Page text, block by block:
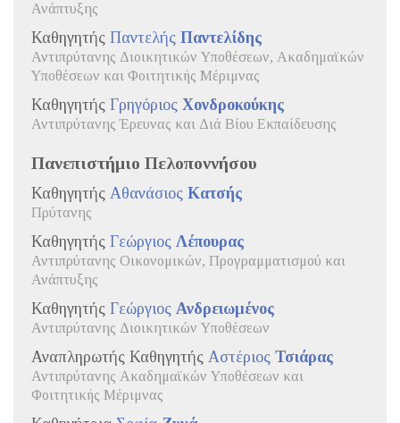
Ανάπτυξης
Καθηγητής Παντελής Παντελίδης
Αντιπρύτανης Διοικητικών Υποθέσεων, Ακαδημαϊκών
Υποθέσεων και Φοιτητικής Μέριμνας
Καθηγητής Γρηγόριος Χονδροκούκης
Αντιπρύτανης Έρευνας και Διά Βίου Εκπαίδευσης
Πανεπιστήμιο Πελοποννήσου
Καθηγητής Αθανάσιος Κατσής
Πρύτανης
Καθηγητής Γεώργιος Λέπουρας
Αντιπρύτανης Οικονομικών, Προγραμματισμού και
Ανάπτυξης
Καθηγητής Γεώργιος Ανδρειωμένος
Αντιπρύτανης Διοικητικών Υποθέσεων
Αναπληρωτής Καθηγητής Αστέριος Τσιάρας
Αντιπρύτανης Ακαδημαϊκών Υποθέσεων και
Φοιτητικής Μέριμνας